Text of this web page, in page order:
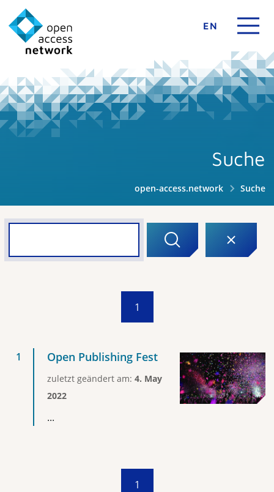
EN
Suche
open-access.network Suche
1
Open Publishing Fest
zuletzt geändert am: 4. May
2022
...
1